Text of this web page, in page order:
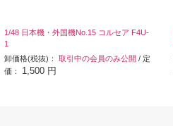
1/48 日本機・外国機No.15 コルセア F4U-
1
卸価格(税抜)： 取引中の会員のみ公開 / 定
価： 1,500 円